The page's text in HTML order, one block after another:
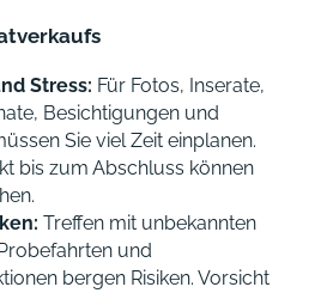
Stress: Für Fotos, Inserate,
Besichtigungen und
Sie viel Zeit einplanen.
bis zum Abschluss können
Treffen mit unbekannten
und
bergen Risiken. Vorsicht